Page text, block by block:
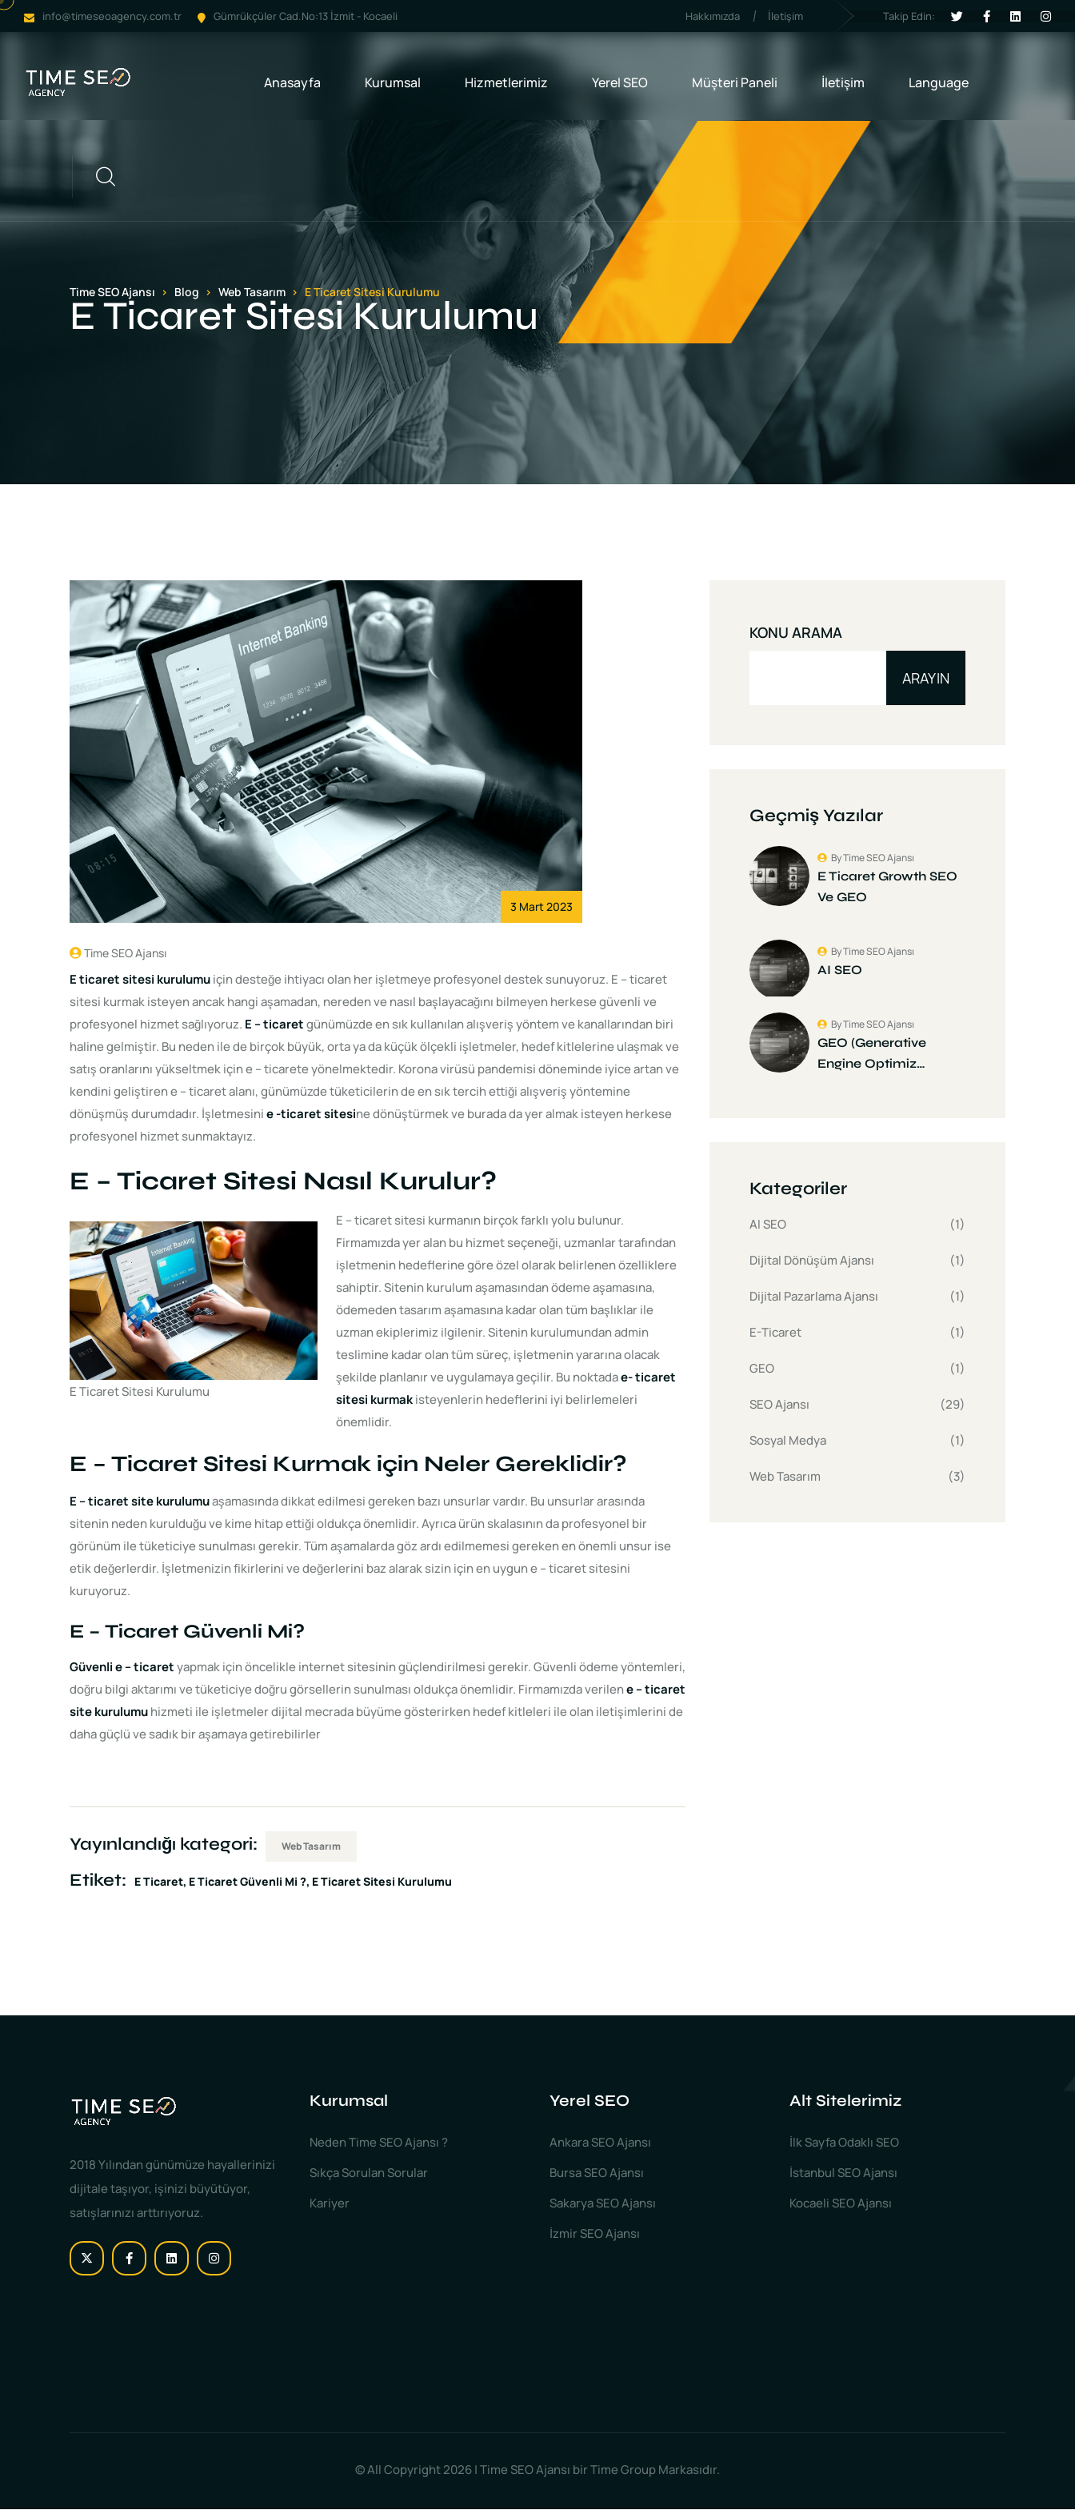
info@timeseoagency.com.tr Gümrükçüler Cad.No:13 İzmit - Kocaeli Hakkımızda İletişim Takip Edin:
Anasayfa Kurumsal Hizmetlerimiz Yerel SEO Müşteri Paneli İletişim Language
Arama
Time SEO Ajansı Blog Web Tasarım E Ticaret Sitesi Kurulumu
E Ticaret Sitesi Kurulumu
3 Mart 2023
Time SEO Ajansı
E ticaret sitesi kurulumuiçin desteğe ihtiyacı olan her işletmeye profesyonel destek sunuyoruz. E – ticaret
sitesi kurmak isteyen ancak hangi aşamadan, nereden ve nasıl başlayacağını bilmeyen herkese güvenli ve
profesyonel hizmet sağlıyoruz. E – ticaretgünümüzde en sık kullanılan alışveriş yöntem ve kanallarından biri
haline gelmiştir. Bu neden ile de birçok büyük, orta ya da küçük ölçekli işletmeler, hedef kitlelerine ulaşmak ve
satış oranlarını yükseltmek için e – ticarete yönelmektedir. Korona virüsü pandemisi döneminde iyice artan ve
kendini geliştiren e – ticaret alanı, günümüzde tüketicilerin de en sık tercih ettiği alışveriş yöntemine
dönüşmüş durumdadır. İşletmesinie -ticaret sitesine dönüştürmek ve burada da yer almak isteyen herkese
profesyonel hizmet sunmaktayız.
E – Ticaret Sitesi Nasıl Kurulur?
E Ticaret Sitesi Kurulumu
E – ticaret sitesi kurmanın birçok farklı yolu bulunur.
Firmamızda yer alan bu hizmet seçeneği, uzmanlar tarafından
işletmenin hedeflerine göre özel olarak belirlenen özelliklere
sahiptir. Sitenin kurulum aşamasından ödeme aşamasına,
ödemeden tasarım aşamasına kadar olan tüm başlıklar ile
uzman ekiplerimiz ilgilenir. Sitenin kurulumundan admin
teslimine kadar olan tüm süreç, işletmenin yararına olacak
şekilde planlanır ve uygulamaya geçilir. Bu noktadae- ticaret
sitesi kurmakisteyenlerin hedeflerini iyi belirlemeleri
önemlidir.
E – Ticaret Sitesi Kurmak için Neler Gereklidir?
E – ticaret site kurulumuaşamasında dikkat edilmesi gereken bazı unsurlar vardır. Bu unsurlar arasında
sitenin neden kurulduğu ve kime hitap ettiği oldukça önemlidir. Ayrıca ürün skalasının da profesyonel bir
görünüm ile tüketiciye sunulması gerekir. Tüm aşamalarda göz ardı edilmemesi gereken en önemli unsur ise
etik değerlerdir. İşletmenizin fikirlerini ve değerlerini baz alarak sizin için en uygun e – ticaret sitesini
kuruyoruz.
E – Ticaret Güvenli Mi?
Güvenli e – ticaretyapmak için öncelikle internet sitesinin güçlendirilmesi gerekir. Güvenli ödeme yöntemleri,
doğru bilgi aktarımı ve tüketiciye doğru görsellerin sunulması oldukça önemlidir. Firmamızda verilene – ticaret
site kurulumuhizmeti ile işletmeler dijital mecrada büyüme gösterirken hedef kitleleri ile olan iletişimlerini de
daha güçlü ve sadık bir aşamaya getirebilirler
Yayınlandığı kategori: Web Tasarım
Etiket: E Ticaret E Ticaret Güvenli Mi ? E Ticaret Sitesi Kurulumu
KONU ARAMA
ARAYIN
Geçmiş Yazılar
E Ticaret Growth SEO
Ve GEO
By Time SEO Ajansı
AI SEO
By Time SEO Ajansı
GEO (Generative
Engine Optimiz…
By Time SEO Ajansı
Kategoriler
AI SEO (1)
Dijital Dönüşüm Ajansı (1)
Dijital Pazarlama Ajansı (1)
E-Ticaret (1)
GEO (1)
SEO Ajansı (29)
Sosyal Medya (1)
Web Tasarım (3)
2018 Yılından günümüze hayallerinizi
dijitale taşıyor, işinizi büyütüyor,
satışlarınızı arttırıyoruz.
Kurumsal
Neden Time SEO Ajansı ?
Sıkça Sorulan Sorular
Kariyer
Yerel SEO
Ankara SEO Ajansı
Bursa SEO Ajansı
Sakarya SEO Ajansı
İzmir SEO Ajansı
Alt Sitelerimiz
İlk Sayfa Odaklı SEO
İstanbul SEO Ajansı
Kocaeli SEO Ajansı
© All Copyright 2026 | Time SEO Ajansı bir Time Group Markasıdır.